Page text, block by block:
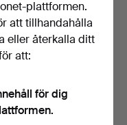
guld, 23K samt blå
Petterssons…
4 jun 2026
plattformen.
att tillhandahålla
eller återkalla ditt
att:
för dig